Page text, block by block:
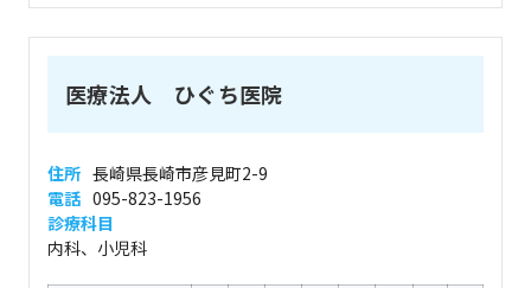
医療法人 ひぐち医院
住所 長崎県長崎市彦見町2-9
電話 095-823-1956
診療科目
内科、小児科